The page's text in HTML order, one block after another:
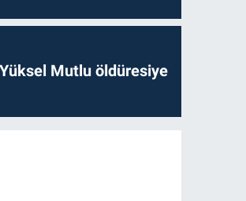
Mutlu öldüresiye